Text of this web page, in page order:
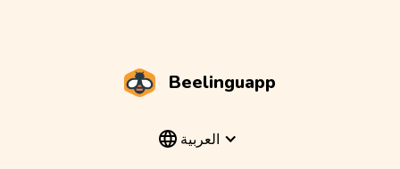
Beelinguapp
العربية